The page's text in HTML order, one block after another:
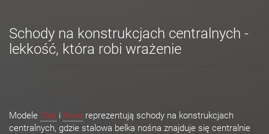
Schody na konstrukcjach centralnych -
lekkość, która robi wrażenie
Modele Tala i Reve reprezentują schody na konstrukcjach
centralnych, gdzie stalowa belka nośna znajduje się centralnie